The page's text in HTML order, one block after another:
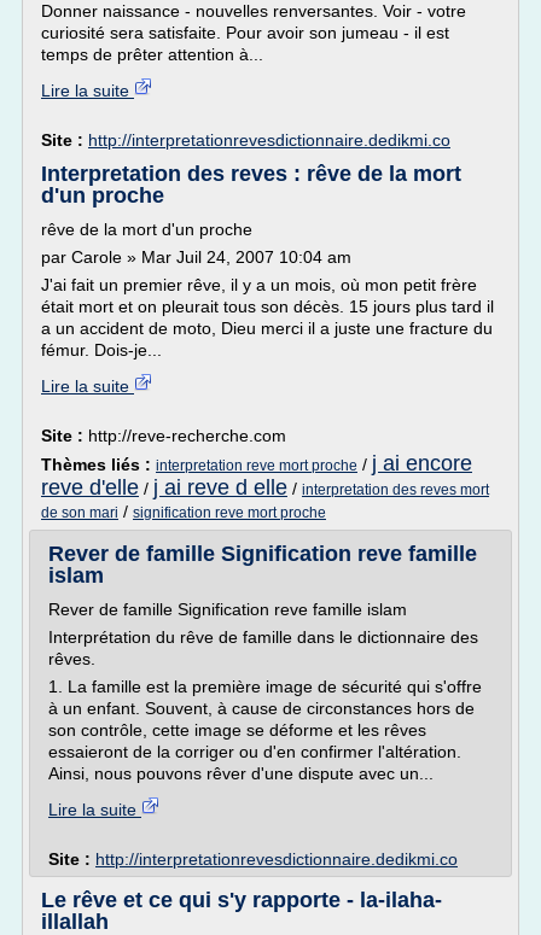
Donner naissance - nouvelles renversantes. Voir - votre
curiosité sera satisfaite. Pour avoir son jumeau - il est
temps de prêter attention à...
Lire la suite
Site : http://interpretationrevesdictionnaire.dedikmi.co
Interpretation des reves : rêve de la mort
d'un proche
rêve de la mort d'un proche
par Carole » Mar Juil 24, 2007 10:04 am
J'ai fait un premier rêve, il y a un mois, où mon petit frère
était mort et on pleurait tous son décès. 15 jours plus tard il
a un accident de moto, Dieu merci il a juste une fracture du
fémur. Dois-je...
Lire la suite
Site : http://reve-recherche.com
Thèmes liés : interpretation reve mort proche / j ai encore
reve d'elle / j ai reve d elle / interpretation des reves mort
de son mari / signification reve mort proche
Rever de famille Signification reve famille
islam
Rever de famille Signification reve famille islam
Interprétation du rêve de famille dans le dictionnaire des
rêves.
1. La famille est la première image de sécurité qui s'offre
à un enfant. Souvent, à cause de circonstances hors de
son contrôle, cette image se déforme et les rêves
essaieront de la corriger ou d'en confirmer l'altération.
Ainsi, nous pouvons rêver d'une dispute avec un...
Lire la suite
Site : http://interpretationrevesdictionnaire.dedikmi.co
Le rêve et ce qui s'y rapporte - la-ilaha-
illallah